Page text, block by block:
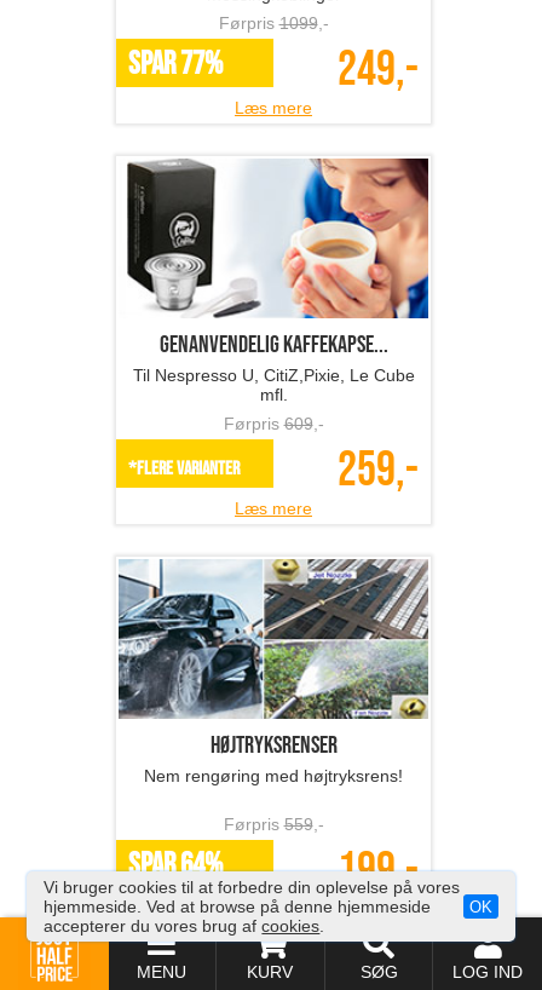
MENU KURV SØG LOG IND
Førpris1099,-
SPAR 77% 249,-
Læs mere
Genanvendelig kaffekapse...
Til Nespresso U, CitiZ,Pixie, Le Cube
mfl.
Førpris609,-
*Flere varianter 259,-
Læs mere
Højtryksrenser
Nem rengøring med højtryksrens!
Førpris559,-
SPAR 64% 199,-
Læs mere
Vi bruger cookies til at forbedre din oplevelse på vores
hjemmeside. Ved at browse på denne hjemmeside
accepterer du vores brug afcookies
OK